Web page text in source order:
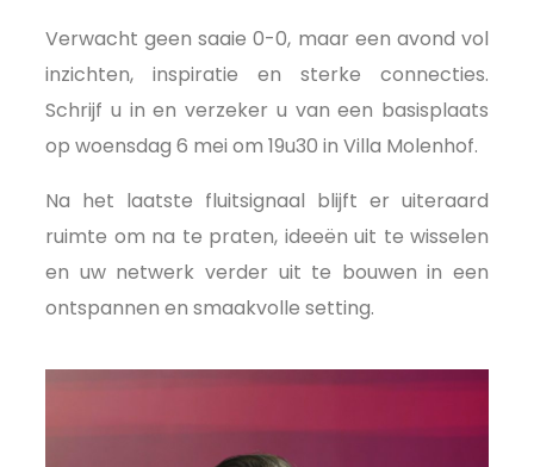
Verwacht geen saaie 0-0, maar een avond vol
inzichten, inspiratie en sterke connecties.
Schrijf u in en verzeker u van een basisplaats
op woensdag 6 mei om 19u30 in Villa Molenhof.
Na het laatste fluitsignaal blijft er uiteraard
ruimte om na te praten, ideeën uit te wisselen
en uw netwerk verder uit te bouwen in een
ontspannen en smaakvolle setting.